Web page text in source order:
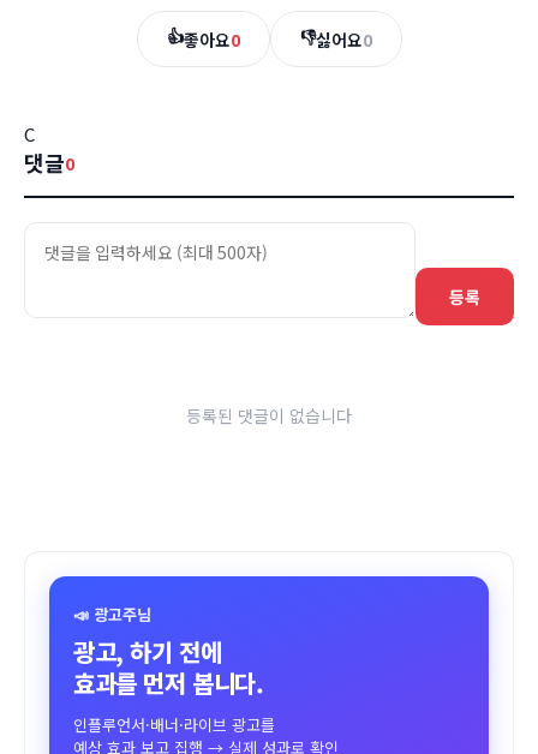
👍좋아요0 👎싫어요0
C
댓글0
등록
등록된 댓글이 없습니다
📣 광고주님
광고, 하기 전에
효과를 먼저 봅니다.
인플루언서·배너·라이브 광고를
예상 효과 보고 집행 → 실제 성과로 확인